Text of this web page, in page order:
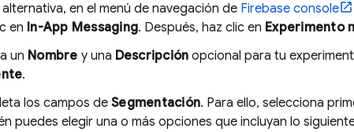
en el menú de navegación de Firebase console
en In-App Messaging. Después, haz clic en Experimento
un Nombre y una Descripción opcional para tu
.
los campos de Segmentación. Para ello, selecciona
puedes elegir una o más opciones que incluyan lo